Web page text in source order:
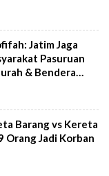
Jatim Jaga
Pasuruan
& Bendera
Barang vs Kereta
Orang Jadi Korban